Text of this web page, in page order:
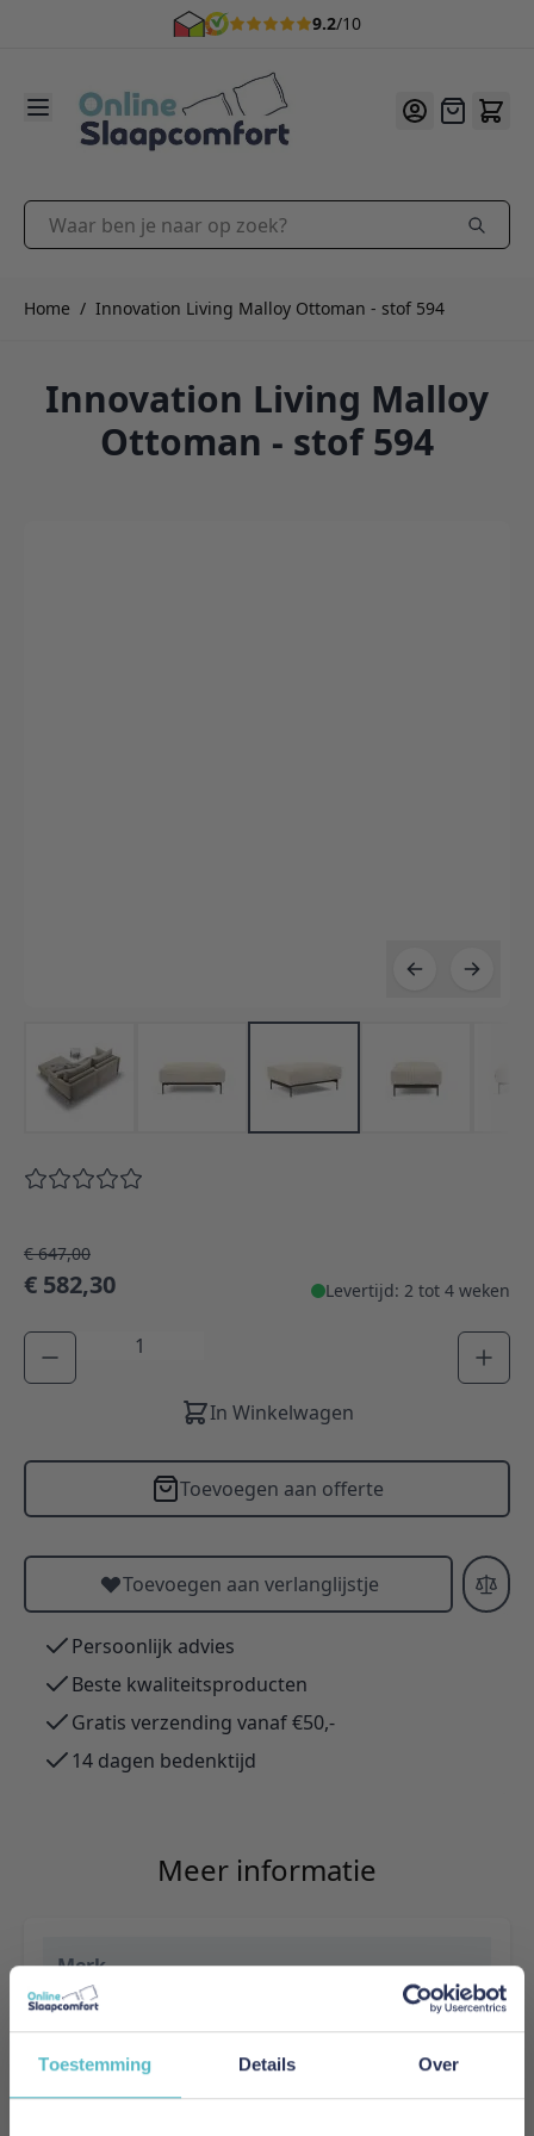
Toestemming Details Over
9.2/10
Offerte
Waar ben je naar op zoek?
Home / Innovation Living Malloy Ottoman - stof 594
Innovation Living Malloy
Ottoman - stof 594
€ 647,00
€ 582,30 Levertijd: 2 tot 4 weken
Aantal
In Winkelwagen
Toevoegen aan offerte
Toevoegen aan verlanglijstje
Persoonlijk advies
Beste kwaliteitsproducten
Gratis verzending vanaf €50,-
14 dagen bedenktijd
Meer informatie
Merk
Innovation Living
EAN